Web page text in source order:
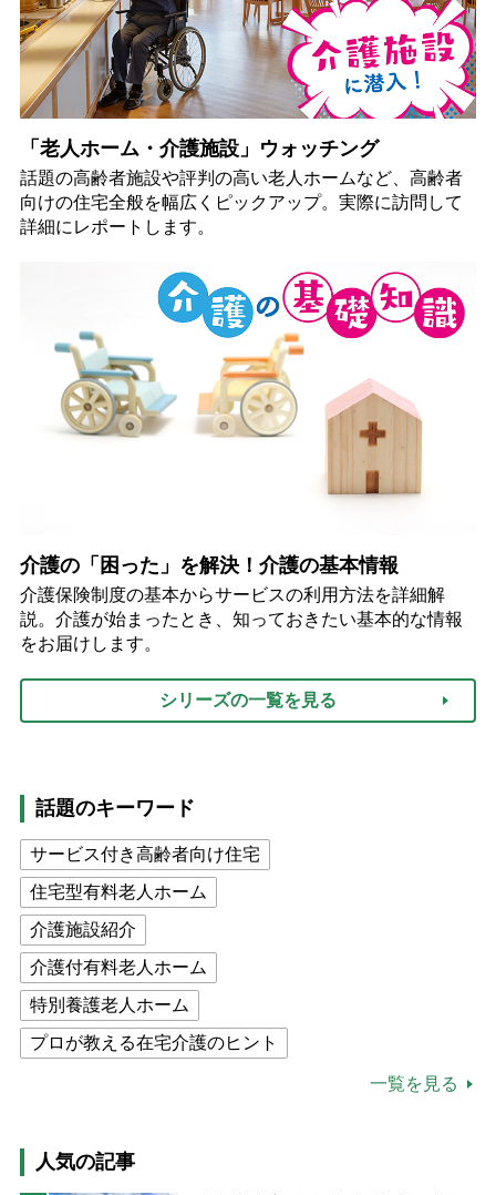
「老人ホーム・介護施設」ウォッチング
話題の高齢者施設や評判の高い老人ホームなど、高齢者
向けの住宅全般を幅広くピックアップ。実際に訪問して
詳細にレポートします。
介護の「困った」を解決！介護の基本情報
介護保険制度の基本からサービスの利用方法を詳細解
説。介護が始まったとき、知っておきたい基本的な情報
をお届けします。
シリーズの一覧を見る
話題のキーワード
サービス付き高齢者向け住宅
住宅型有料老人ホーム
介護施設紹介
介護付有料老人ホーム
特別養護老人ホーム
プロが教える在宅介護のヒント
猫が母になつきません
一覧を見る
人気の記事